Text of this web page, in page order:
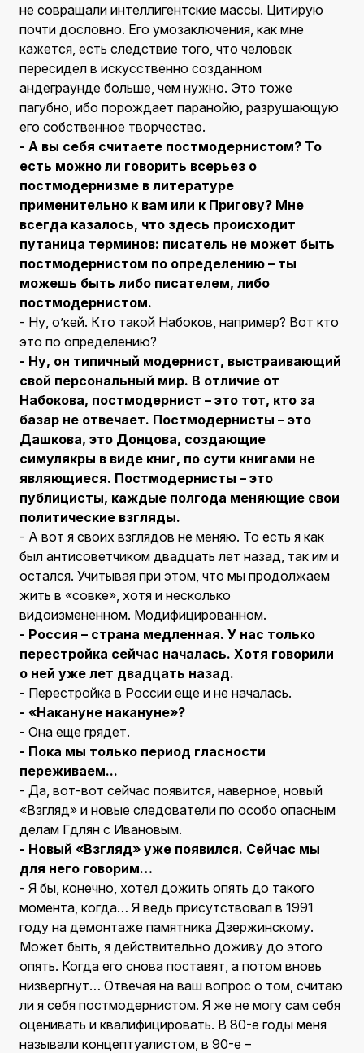
не совращали интеллигентские массы. Цитирую
почти дословно. Его умозаключения, как мне
кажется, есть следствие того, что человек
пересидел в искусственно созданном
андеграунде больше, чем нужно. Это тоже
пагубно, ибо порождает паранойю, разрушающую
его собственное творчество.
- А вы себя считаете постмодернистом? То
есть можно ли говорить всерьез о
постмодернизме в литературе
применительно к вам или к Пригову? Мне
всегда казалось, что здесь происходит
путаница терминов: писатель не может быть
постмодернистом по определению – ты
можешь быть либо писателем, либо
постмодернистом.
- Ну, о’кей. Кто такой Набоков, например? Вот кто
это по определению?
- Ну, он типичный модернист, выстраивающий
свой персональный мир. В отличие от
Набокова, постмодернист – это тот, кто за
базар не отвечает. Постмодернисты – это
Дашкова, это Донцова, создающие
симулякры в виде книг, по сути книгами не
являющиеся. Постмодернисты – это
публицисты, каждые полгода меняющие свои
политические взгляды.
- А вот я своих взглядов не меняю. То есть я как
был антисоветчиком двадцать лет назад, так им и
остался. Учитывая при этом, что мы продолжаем
жить в «совке», хотя и несколько
видоизмененном. Модифицированном.
- Россия – страна медленная. У нас только
перестройка сейчас началась. Хотя говорили
о ней уже лет двадцать назад.
- Перестройка в России еще и не началась.
- «Накануне накануне»?
- Она еще грядет.
- Пока мы только период гласности
переживаем...
- Да, вот-вот сейчас появится, наверное, новый
«Взгляд» и новые следователи по особо опасным
делам Гдлян с Ивановым.
- Новый «Взгляд» уже появился. Сейчас мы
для него говорим…
- Я бы, конечно, хотел дожить опять до такого
момента, когда… Я ведь присутствовал в 1991
году на демонтаже памятника Дзержинскому.
Может быть, я действительно доживу до этого
опять. Когда его снова поставят, а потом вновь
низвергнут… Отвечая на ваш вопрос о том, считаю
ли я себя постмодернистом. Я же не могу сам себя
оценивать и квалифицировать. В 80-е годы меня
называли концептуалистом, в 90-е –